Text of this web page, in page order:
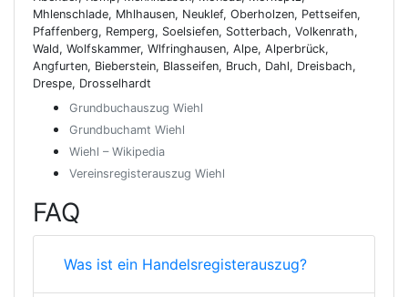
Mhlenschlade, Mhlhausen, Neuklef, Oberholzen, Pettseifen,
Pfaffenberg, Remperg, Soelsiefen, Sotterbach, Volkenrath,
Wald, Wolfskammer, Wlfringhausen, Alpe, Alperbrück,
Angfurten, Bieberstein, Blasseifen, Bruch, Dahl, Dreisbach,
Drespe, Drosselhardt
Grundbuchauszug Wiehl
Grundbuchamt Wiehl
Wiehl – Wikipedia
Vereinsregisterauszug Wiehl
FAQ
Was ist ein Handelsregisterauszug?